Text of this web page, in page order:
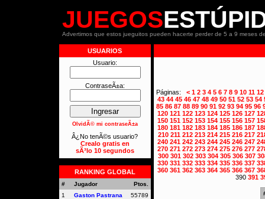
JUEGOS
Advertimos que estos jueguitos pueden hacerte perder de 5 a 9 meses
USUARIOS
Usuario:
ContraseÃ±a:
OlvidÃ© mi contraseÃ±a
Â¿No tenÃ©s usuario?
Crealo gratis en
sÃ³lo 10 segundos
RANKING GLOBAL
# Jugador
Ptos.
1
Gaston Pastrana
55789
Páginas: < 1 2 3 4 5 6 7 8 9 10 11 12
43 44 45 46 47 48 49 50 51 52 53 54
85 86 87 88 89 90 91 92 93 94 95 96
120 121 122 123 124 125 126 127
150 151 152 153 154 155 156 157
180 181 182 183 184 185 186 187
210 211 212 213 214 215 216 217
240 241 242 243 244 245 246 247
270 271 272 273 274 275 276 277
300 301 302 303 304 305 306 307
330 331 332 333 334 335 336 337
360 361 362 363 364 365 366 367
390391